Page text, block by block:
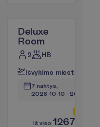
Deluxe
Room
2 HB
Išvykimo miesta
7 naktys,
2026-10-10 - 2026-10-17
Iš viso:1267.28